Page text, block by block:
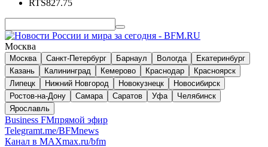
RTS827.75
Москва
Москва Санкт-Петербург Барнаул Вологда
Екатеринбург
Казань
Калининград Кемерово Краснодар
Красноярск
Липецк
Нижний Новгород Новокузнецк
Новосибирск
Ростов-на-Дону
Самара Саратов Уфа
Челябинск
Ярославль
Business FMпрямой эфир
Telegramt.me/BFMnews
Канал в MAXmax.ru/bfm